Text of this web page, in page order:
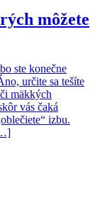
môžete
ste konečne
určite sa tešíte
mäkkých
vás čaká
izbu.